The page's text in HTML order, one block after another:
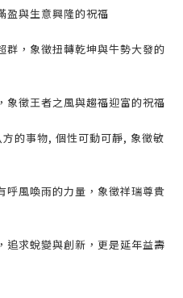
盈與生意興隆的祝福
群，象徵扭轉乾坤與牛勢大發的
象徵王者之風與趨福迎富的祝福
的事物, 個性可動可靜, 象徵敏
呼風喚雨的力量，象徵祥瑞尊貴
追求蛻變與創新，更是延年益壽